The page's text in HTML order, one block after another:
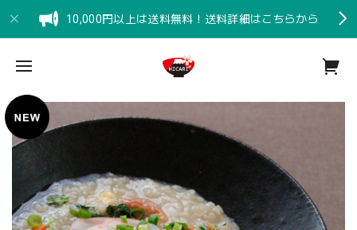
10,000円以上は送料無料！送料詳細はこちらから